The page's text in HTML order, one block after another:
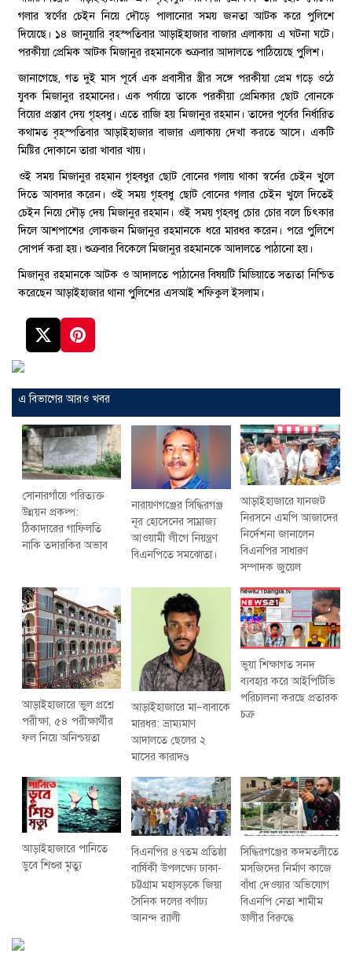
গলার স্বর্ণের চেইন নিয়ে দৌড়ে পালানোর সময় জনতা আটক করে পুলিশে
দিয়েছে। ১৪ জানুয়ারি বৃহস্পতিবার আড়াইহাজার বাজার এলাকায় এ ঘটনা ঘটে।
পরকীয়া প্রেমিক আটক মিজানুর রহমানকে শুক্রবার আদালতে পাঠিয়েছে পুুলিশ।
জানাগেছে, গত দুই মাস পূর্বে এক প্রবাসীর স্ত্রীর সঙ্গে পরকীয়া প্রেম গড়ে ওঠে
যুবক মিজানুর রহমানের। এক পর্যায়ে তাকে পরকীয়া প্রেমিকার ছোট বোনকে
বিয়ের প্রস্তাব দেয় গৃহবধু। এতে রাজি হয় মিজানুর রহমান। তাদের পূর্বের নির্ধারিত
কথামত বৃহস্পতিবার আড়াইহাজার বাজার এলাকায় দেখা করতে আসে। একটি
মিষ্টির দোকানে তারা খাবার খায়।
ওই সময় মিজানুর রহমান গৃহবধুর ছোট বোনের গলায় থাকা স্বর্নের চেইন খুুলে
দিতে আবদার করেন। ওই সময় গৃহবধু ছোট বোনের গলার চেইন খুলে দিতেই
চেইন নিয়ে দৌড় দেয় মিজানুর রহমান। ওই সময় গৃহবধু চোর চোর বলে চিৎকার
দিলে আশপাশের লোকজন মিজানুর রহমানকে ধরে মারধর করেন। পরে পুুলিশে
সোপর্দ করা হয়। শুক্রবার বিকেলে মিজানুর রহমানকে আদালতে পাঠানো হয়।
মিজানুর রহমানকে আটক ও আদালতে পাঠানের বিষয়টি মিডিয়াতে সত্যতা নিশ্চিত
করেছেন আড়াইহাজার থানা পুুলিশের এসআই শফিকুল ইসলাম।
এ বিভাগের আরও খবর
সোনারগাঁয়ে পরিত্যক্ত
উন্নয়ন প্রকল্প:
ঠিকাদারের গাফিলতি
নাকি তদারকির অভাব
নারায়ণগঞ্জের সিদ্ধিরগঞ্জ
নূর হোসেনের সাম্রাজ্য
আওয়ামী লীগে নিয়ন্ত্রণ
বিএনপিতে সমঝোতা।
আড়াইহাজারে যানজট
নিরসনে এমপি আজাদের
নির্দেশনা জানালেন
বিএনপির সাধারণ
সম্পাদক জুয়েল
আড়াইহাজারে ভুল প্রশ্নে
পরীক্ষা, ৫৪ পরীক্ষার্থীর
ফল নিয়ে অনিশ্চয়তা
আড়াইহাজারে মা–বাবাকে
মারধর: ভ্রাম্যমাণ
আদালতে ছেলের ২
মাসের কারাদণ্ড
ভুয়া শিক্ষাগত সনদ
ব্যবহার করে আইপিটিভি
পরিচালনা করছে প্রতারক
চক্র
আড়াইহাজারে পানিতে
ডুবে শিশুর মৃত্যু
বিএনপির ৪৭তম প্রতিষ্ঠা
বার্ষিকী উপলক্ষ্যে ঢাকা-
চট্টগ্রাম মহাসড়কে জিয়া
সৈনিক দলের বর্ণাঢ্য
আনন্দ র‌্যালী
সিদ্ধিরগঞ্জের কদমতলীতে
মসজিদের নির্মাণ কাজে
বাঁধা দেওয়ার অভিযোগ
বিএনপি নেতা শামীম
ডালীর বিরুদ্ধে